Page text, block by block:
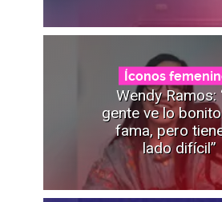
Íconos
Wendy Ramos:
gente ve lo
fama, pero
lado difícil”